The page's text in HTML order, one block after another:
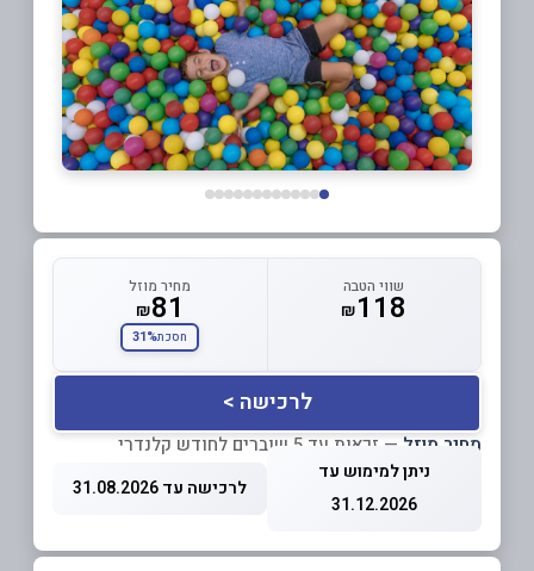
שווי הטבה
₪118
מחיר מוזל
₪81
חסכת31%
לרכישה >
מחיר מוזל — זכאות עד 5 שוברים לחודש קלנדרי
ניתן למימוש עד
31.12.2026
לרכישה עד 31.08.2026